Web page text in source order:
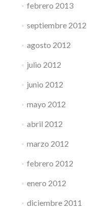
febrero 2013
septiembre 2012
agosto 2012
julio 2012
junio 2012
mayo 2012
abril 2012
marzo 2012
febrero 2012
enero 2012
diciembre 2011